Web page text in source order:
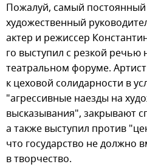
Пожалуй, самый постоянный
художественный
актер и режиссер
го выступил с резкой речью
театральном форуме.
к цеховой солидарности в
"агрессивные наезды на
высказывания", закрывают
а также выступил против
что государство не должно
в творчество.